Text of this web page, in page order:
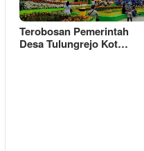
Terobosan Pemerintah
Desa Tulungrejo Kot…